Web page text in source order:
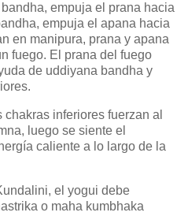
empuja el prana hacia
empuja el apana hacia
en manipura, prana y apana
fuego. El prana del fuego
de uddiyana bandha y
inferiores fuerzan al
luego se siente el
caliente a lo largo de la
el yogui debe
o maha kumbhaka